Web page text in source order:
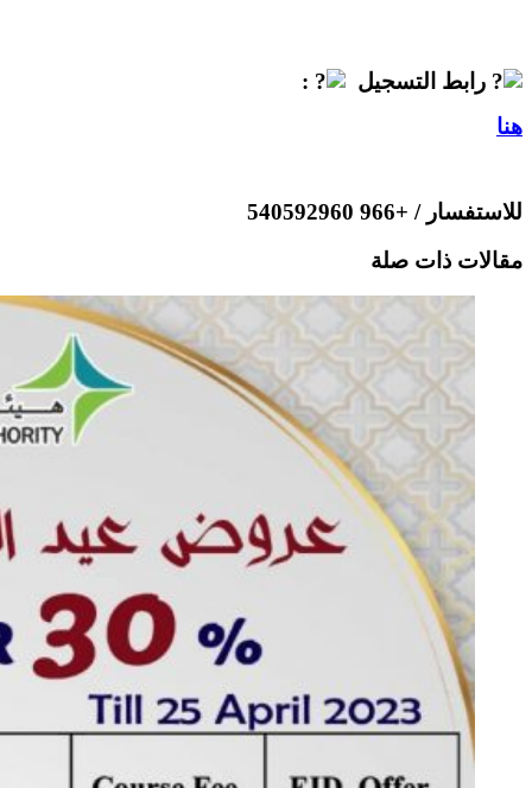
رابط التسجيل
:
هنا
للاستفسار / +966 540592960
مقالات ذات صلة